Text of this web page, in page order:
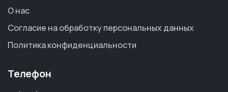
О нас
Согласие на обработку персональных данных
Политика конфиденциальности
Телефон